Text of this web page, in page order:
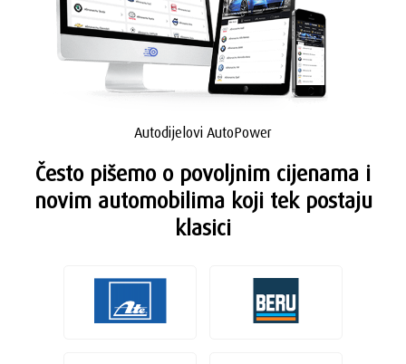
Autodijelovi AutoPower
Često pišemo o povoljnim cijenama i
novim automobilima koji tek postaju
klasici